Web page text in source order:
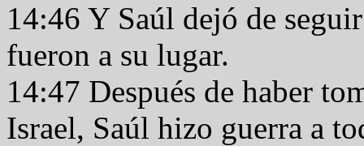
14:46 Y Saúl dejó de
fueron a su lugar.
14:47 Después de haber
Israel, Saúl hizo guerra a